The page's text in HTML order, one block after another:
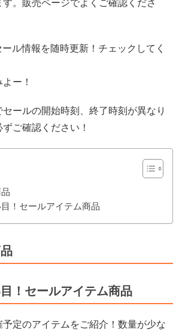
。販売ページでよくご確認くださ
ル情報を随時更新！チェックしてく
ー！
ールの開始時刻、終了時刻が異なり
ご確認ください！
！セールアイテム商品
！セールアイテム商品
定のアイテムをご紹介！数量が少な